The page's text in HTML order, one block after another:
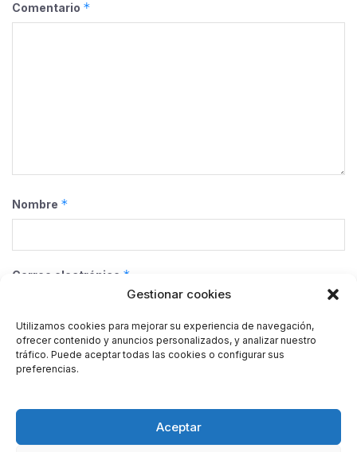
Gestionar cookies
Utilizamos cookies para mejorar su experiencia de navegación,
ofrecer contenido y anuncios personalizados, y analizar nuestro
tráfico. Puede aceptar todas las cookies o configurar sus
preferencias.
Aceptar
Comentario *
Nombre *
Correo electrónico *
Web
navegador para la próxima vez que comente.